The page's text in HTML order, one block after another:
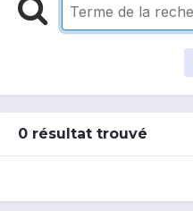
0 résultat trouvé